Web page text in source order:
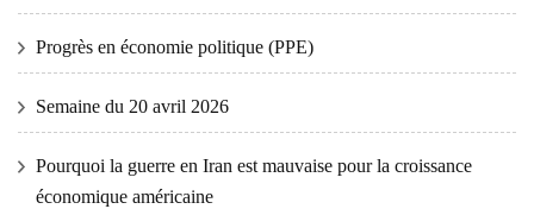
Progrès en économie politique (PPE)
Semaine du 20 avril 2026
Pourquoi la guerre en Iran est mauvaise pour la croissance
économique américaine